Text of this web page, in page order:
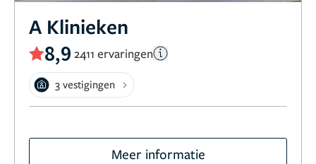
A Klinieken
8,9 2411 ervaringen
3 vestigingen
Meer informatie